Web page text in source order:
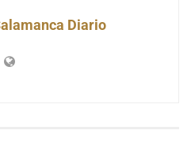
Diario